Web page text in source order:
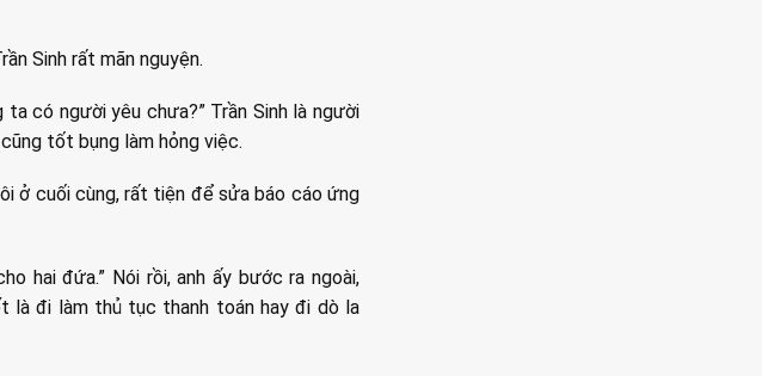
Sinh rất mãn nguyện.
có người yêu chưa?” Trần Sinh là người
tốt bụng làm hỏng việc.
ở cuối cùng, rất tiện để sửa báo cáo ứng
hai đứa.” Nói rồi, anh ấy bước ra ngoài,
là đi làm thủ tục thanh toán hay đi dò la